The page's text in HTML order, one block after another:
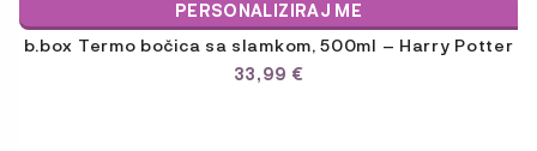
PERSONALIZIRAJ ME
b.box Termo bočica sa slamkom, 500ml – Harry Potter
33,99 €